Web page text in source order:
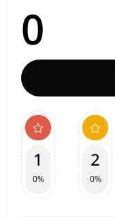
0
1
0%
2
0%